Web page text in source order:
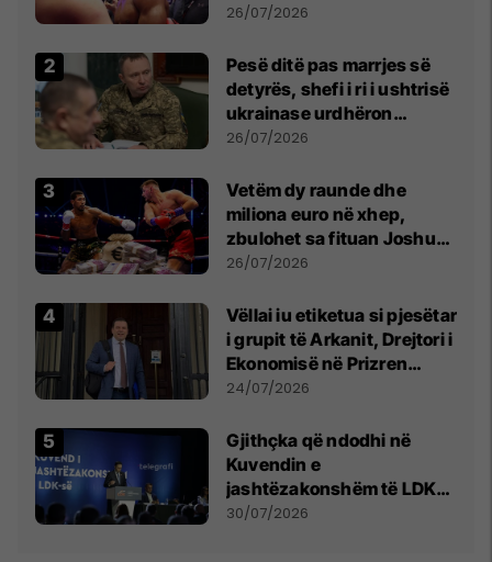
26/07/2026
Pesë ditë pas marrjes së
detyrës, shefi i ri i ushtrisë
ukrainase urdhëron
kontroll të madh
26/07/2026
Vetëm dy raunde dhe
miliona euro në xhep,
zbulohet sa fituan Joshua
e Prenga
26/07/2026
Vëllai iu etiketua si pjesëtar
i grupit të Arkanit, Drejtori i
Ekonomisë në Prizren
mohon pretendimet
24/07/2026
Gjithçka që ndodhi në
Kuvendin e
jashtëzakonshëm të LDK-
së
30/07/2026